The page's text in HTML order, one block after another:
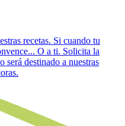
recetas. Si cuando tu
O a ti. Solicita la
destinado a nuestras